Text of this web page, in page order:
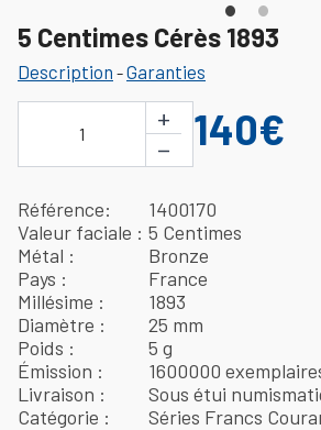
5 Centimes Cérès 1893
Description -Garanties
1
+
−
140€
Référence
1400170
Valeur faciale
5 Centimes
Métal
Bronze
Pays
France
Millésime
1893
Diamètre
25 mm
Poids
5 g
Émission
1600000
Livraison
Sous étui
Catégorie
Séries Francs